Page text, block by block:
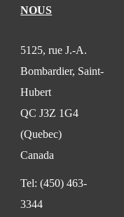
NOUS
5125, rue J.-A.
Bombardier, Saint-
Hubert
QC J3Z 1G4
(Quebec)
Canada
Tel: (450) 463-
3344